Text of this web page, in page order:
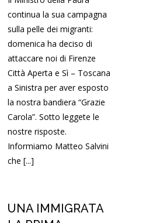
continua la sua campagna
sulla pelle dei migranti:
domenica ha deciso di
attaccare noi di Firenze
Città Aperta e Sì – Toscana
a Sinistra per aver esposto
la nostra bandiera “Grazie
Carola”. Sotto leggete le
nostre risposte.
Informiamo Matteo Salvini
che [...]
UNA IMMIGRATA